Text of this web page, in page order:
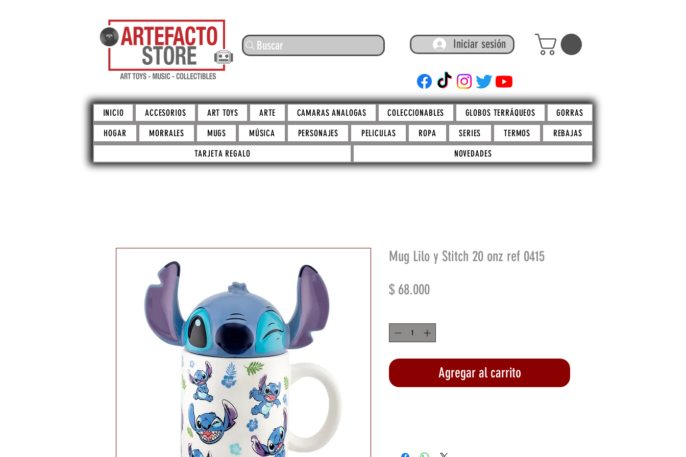
Buscar Iniciar sesión
ARTEFACTO STORE
INICIO ACCESORIOS ART TOYS ARTE CAMARAS ANALOGAS COLECCIONABLES GLOBOS TERRÁQUEOS
GORRAS
HOGAR
MORRALES MUGS MÚSICA PERSONAJES PELICULAS ROPA SERIES TERMOS
REBAJAS
TARJETA REGALO
NOVEDADES
Mug Lilo y Stitch 20 onz ref 0415
$ 68.000Precio
Agregar al carrito